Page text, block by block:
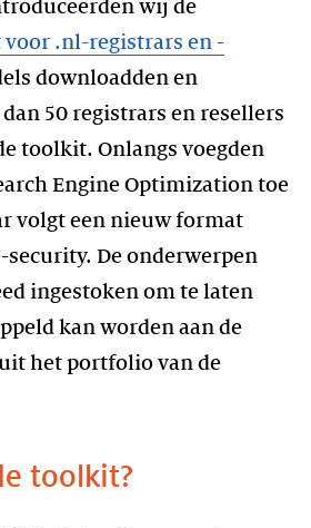
wij de
.nl-registrars en -
downloadden en
50 registrars en resellers
toolkit. Onlangs voegden
Engine Optimization toe
volgt een nieuw format
De onderwerpen
ingestoken om te laten
kan worden aan de
het portfolio van de
toolkit?